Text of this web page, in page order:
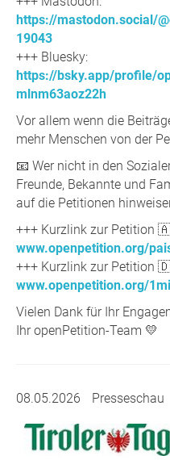
https://mastodon.social/
19043
+++ Bluesky:
https://bsky.app/profile/
mlnm63aoz22h
Vor allem wenn die
mehr Menschen von der
📧 Wer nicht in den
Freunde, Bekannte und
auf die Petitionen
+++ Kurzlink zur Petition
www.openpetition.org/
+++ Kurzlink zur Petition
www.openpetition.org/
Vielen Dank für Ihr
Ihr openPetition-Team 💛
08.05.2026 Presseschau